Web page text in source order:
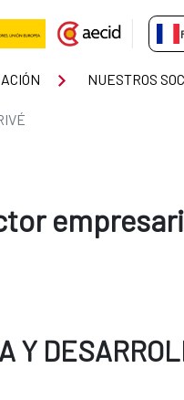
NUESTROS
Y